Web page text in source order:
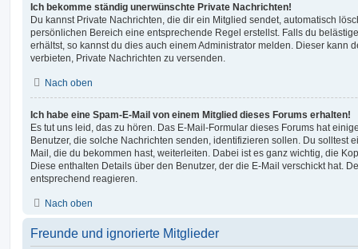
Ich bekomme ständig unerwünschte Private Nachrichten!
Du kannst Private Nachrichten, die dir ein Mitglied sendet, automatisch
persönlichen Bereich eine entsprechende Regel erstellst. Falls du
erhältst, so kannst du dies auch einem Administrator melden. Dieser kann
verbieten, Private Nachrichten zu versenden.
Nach oben
Ich habe eine Spam-E-Mail von einem Mitglied dieses Forums erhalten!
Es tut uns leid, das zu hören. Das E-Mail-Formular dieses Forums hat
Benutzer, die solche Nachrichten senden, identifizieren sollen. Du solltest
Mail, die du bekommen hast, weiterleiten. Dabei ist es ganz wichtig, die
Diese enthalten Details über den Benutzer, der die E-Mail verschickt hat.
entsprechend reagieren.
Nach oben
Freunde und ignorierte Mitglieder